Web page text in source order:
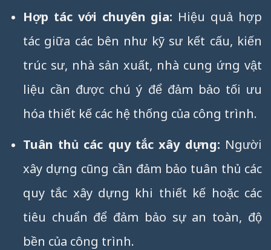
Hợp tác với chuyên gia: Hiệu quả hợp
tác giữa các bên như kỹ sư kết cấu, kiến
trúc sư, nhà sản xuất, nhà cung ứng vật
liệu cần được chú ý để đảm bảo tối ưu
hóa thiết kế các hệ thống của công trình.
Tuân thủ các quy tắc xây dựng: Người
xây dựng cũng cần đảm bảo tuân thủ các
quy tắc xây dựng khi thiết kế hoặc các
tiêu chuẩn để đảm bảo sự an toàn, độ
bền của công trình.